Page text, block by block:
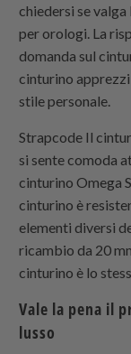
chiedersi se
per orologi. La
domanda sul
cinturino
stile personale.
Strapcode Il
si sente comoda
cinturino Omega
cinturino è
elementi diversi
ricambio da 20
cinturino è lo
Vale la pena il
lusso